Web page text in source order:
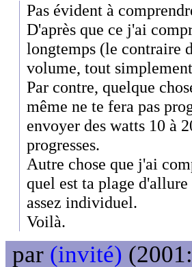
Pas évident à
D'après que ce j'ai
longtemps (le contraire
volume, tout
Par contre, quelque
même ne te fera pas
envoyer des watts 10 à
progresses.
Autre chose que j'ai
quel est ta plage
assez individuel.
Voilà.
par (invité)